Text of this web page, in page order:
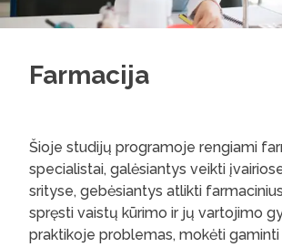
Farmacija
Šioje studijų programoje rengiami
specialistai, galėsiantys veikti
srityse, gebėsiantys atlikti
spręsti vaistų kūrimo ir jų vartojimo
praktikoje problemas, mokėti gaminti